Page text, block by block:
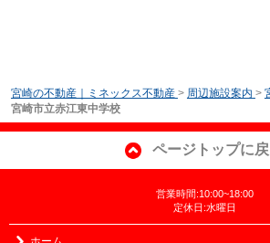
宮崎の不動産｜ミネックス不動産 > 周辺施設案内 >
宮崎市立赤江東中学校
ページトップに
営業時間:10:00~18:00
定休日:水曜日